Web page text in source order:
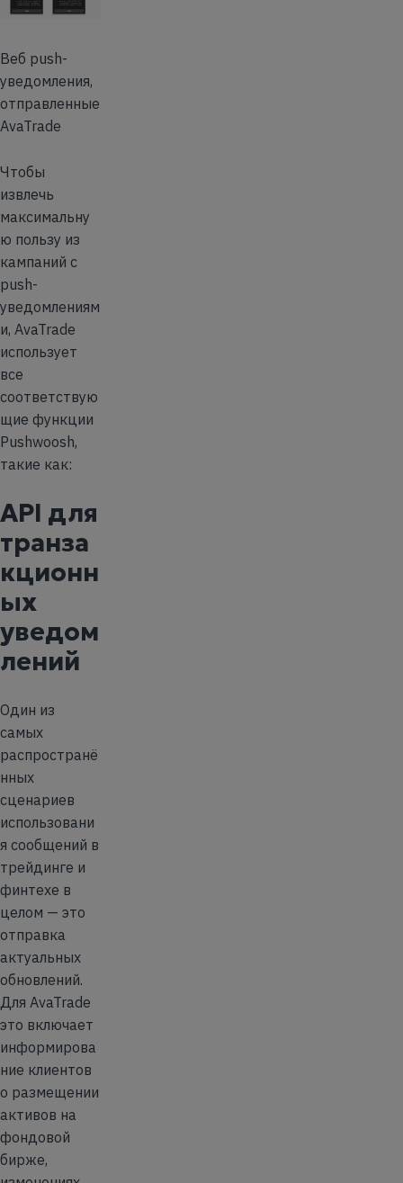
Веб push-
уведомления,
отправленные
AvaTrade
Чтобы
извлечь
максимальну
ю пользу из
кампаний с
push-
уведомлениям
и, AvaTrade
использует
все
соответствую
щие функции
Pushwoosh,
такие как:
API для
транза
кционн
ых
уведом
лений
Один из
самых
распространё
нных
сценариев
использовани
я сообщений в
трейдинге и
финтехе в
целом — это
отправка
актуальных
обновлений.
Для AvaTrade
это включает
информирова
ние клиентов
о размещении
активов на
фондовой
бирже,